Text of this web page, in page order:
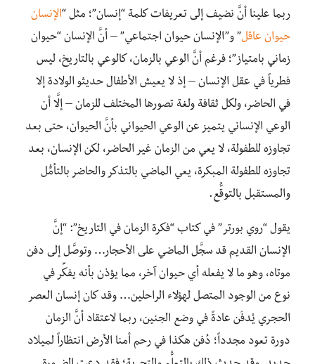
ربما علينا أنَّ نضيف إلى تعريفات كلمة “إنسان”؛ مثل “الإنسان
حيوان عاقل” و”الإنسان حيوان اجتماعي” – أنَّ الإنسان “حيوان
زماني بامتياز”؛ فرغم أنَّ الوعي بالزمان، كالوعي بالتاريخ، ليس
فطرياً في عقل الإنسان – إذ لا يعيش الأطفال حديثو الولادة إلا
في الحاضر، ولكل ثقافة ولغة تصورها المختلف للزمان – إلَّا أن
الوعي الإنساني يتميز عن الوعي الحيواني بأنَّ الحيوان، حتى بعد
تجاوزه للطفولة، لا يعي من الزمان غير الحاضر، لكن الإنسان، بعد
تجاوزه للطفولة المبكرة، يعي الماضي بالتذكر والحاضر بالتأمًُل
والمستقبل بالتوقُّع.
يقول “روي بورتر” في كتاب “فكرة الزمان في التاريخ”: “إنَّ
الإنسان القديم قد سجَّل الماضي على الأحجار… وتوصَّل إلى دفن
موتاه، وهو ما لا يفعله أي حيوان آخر، مما يؤذن بأنه يفكِّر في
نوع من الوجود المتصل لهؤلاء الراحلين… وقد كان إنسان العصر
الحجري يُدفَن عادةً في وضع الجنين، ربما لاعتقاد أنَّ الزمان
دورة تعود مجدداً؛ دُفن هكذا في رحم أمنا الأرض انتظاراً لميلاد